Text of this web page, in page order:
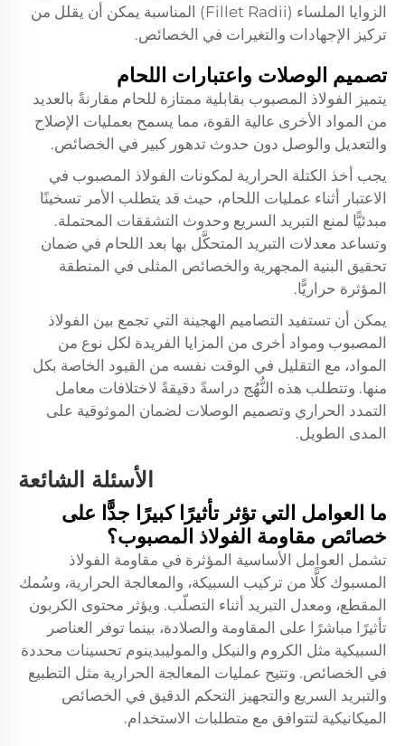
الزوايا الملساء (Fillet Radii) المناسبة يمكن أن يقلل من
تركيز الإجهادات والتغيرات في الخصائص.
تصميم الوصلات واعتبارات اللحام
يتميز الفولاذ المصبوب بقابلية ممتازة للحام مقارنةً بالعديد
من المواد الأخرى عالية القوة، مما يسمح بعمليات الإصلاح
والتعديل والوصل دون حدوث تدهور كبير في الخصائص.
يجب أخذ الكتلة الحرارية لمكونات الفولاذ المصبوب في
الاعتبار أثناء عمليات اللحام، حيث قد يتطلب الأمر تسخينًا
مبدئيًّا لمنع التبريد السريع وحدوث التشققات المحتملة.
وتساعد معدلات التبريد المتحكَّل بها بعد اللحام في ضمان
تحقيق البنية المجهرية والخصائص المثلى في المنطقة
المؤثرة حراريًّا.
يمكن أن تستفيد التصاميم الهجينة التي تجمع بين الفولاذ
المصبوب ومواد أخرى من المزايا الفريدة لكل نوع من
المواد، مع التقليل في الوقت نفسه من القيود الخاصة بكل
منها. وتتطلب هذه النُّهُج دراسةً دقيقةً لاختلافات معامل
التمدد الحراري وتصميم الوصلات لضمان الموثوقية على
المدى الطويل.
الأسئلة الشائعة
ما العوامل التي تؤثر تأثيرًا كبيرًا جدًّا على
خصائص مقاومة الفولاذ المصبوب؟
تشمل العوامل الأساسية المؤثرة في مقاومة الفولاذ
المسبوك كلًّا من تركيب السبيكة، والمعالجة الحرارية، وسُمك
المقطع، ومعدل التبريد أثناء التصلّب. ويؤثر محتوى الكربون
تأثيرًا مباشرًا على المقاومة والصلادة، بينما توفر العناصر
السبيكية مثل الكروم والنيكل والموليبدينوم تحسينات محددة
في الخصائص. وتتيح عمليات المعالجة الحرارية مثل التطبيع
والتبريد السريع والتجهيز التحكم الدقيق في الخصائص
الميكانيكية لتتوافق مع متطلبات الاستخدام.